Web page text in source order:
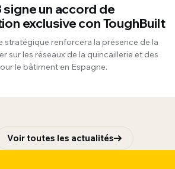
un accord de
exclusive con ToughBuilt
stratégique renforcera la présence de la
sur les réseaux de la quincaillerie et des
le bâtiment en Espagne.
Voir toutes les actualités